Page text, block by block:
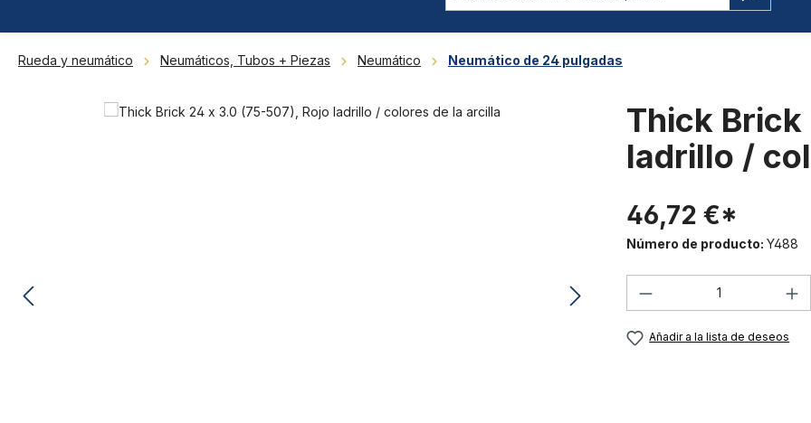
Rueda y neumático Neumáticos, Tubos + Piezas Neumático Neumático de 24 pulgadas
Omitir galería de imágenes
Thick
ladrillo /
46,72 €*
Número de producto: Y488
Cantidad del
Añadir a la lista de deseos